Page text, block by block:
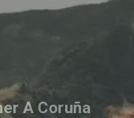
A Coruña